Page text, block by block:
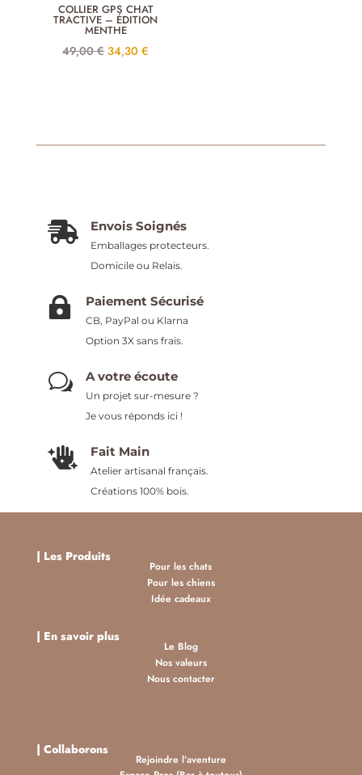
COLLIER GPS CHAT
TRACTIVE – ÉDITION
MENTHE
49,00€Le
34,30€
 Envois Soignés
Emballages protecteurs.
Domicile ou Relais.
 Paiement Sécurisé
CB, PayPal ou Klarna
Option 3X sans frais.
w A votre écoute
Un projet sur-mesure ?
Je vous réponds ici !
 Fait Main
Atelier artisanal français.
Créations 100% bois.
| Les Produits
Pour les chats
Pour les chiens
Idée cadeaux
| En savoir plus
Le Blog
Nos valeurs
Nous contacter
| Collaborons
Rejoindre l’aventure